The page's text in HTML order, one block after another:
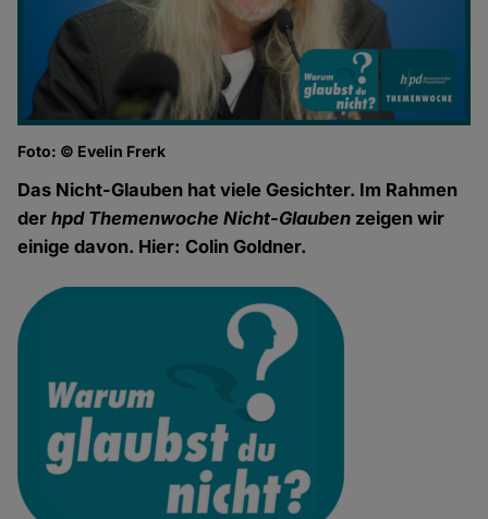
Foto: © Evelin Frerk
Das Nicht-Glauben hat viele Gesichter. Im Rahmen
derhpd Themenwoche Nicht-Glauben zeigen wir
einige davon. Hier: Colin Goldner.